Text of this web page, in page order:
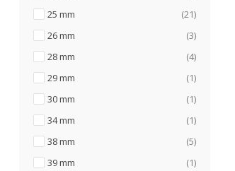
25 mm
21articole
26 mm
3articole
28 mm
4articole
29 mm
1articol
30 mm
1articol
34 mm
1articol
38 mm
5articole
39 mm
1articol